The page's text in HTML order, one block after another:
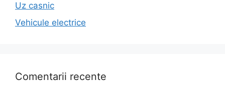
Uz casnic
Vehicule electrice
Comentarii recente